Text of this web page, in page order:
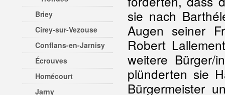
Briey
Cirey-sur-Vezouse
Conflans-en-Jarnisy
Écrouves
Homécourt
Jarny
sie nach
Augen seiner
Robert
weitere Bürger/
plünderten sie
Bürgermeister